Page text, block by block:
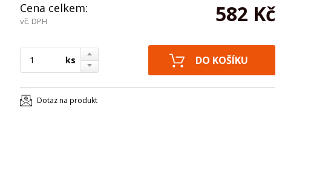
Cena celkem:
vč. DPH 582 Kč
ks
Dotaz na produkt